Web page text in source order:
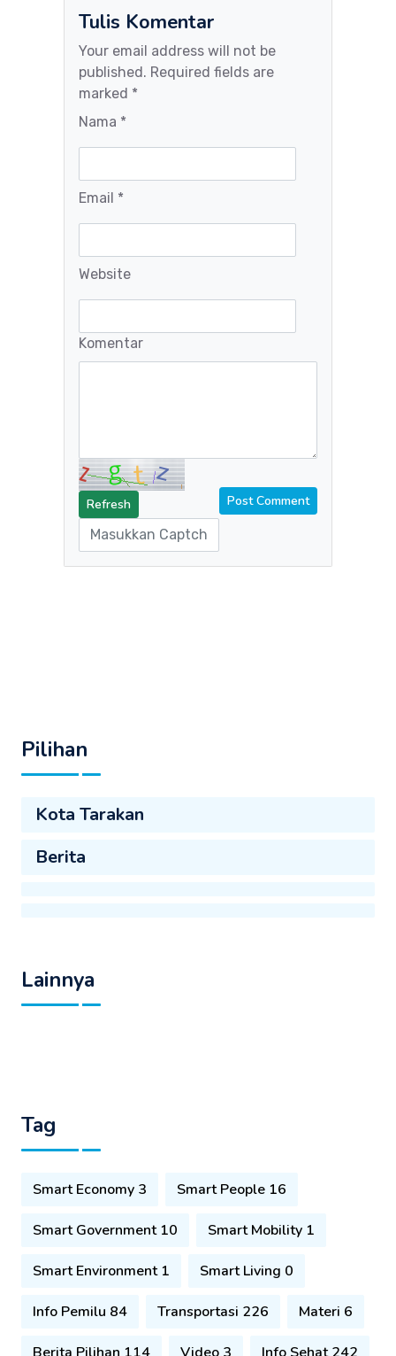
Tulis Komentar
Your email address will not be
published. Required fields are
marked *
Nama *
Email *
Website
Komentar
Refresh
Pilihan
Kota Tarakan
Berita
Lainnya
Tag
Smart Economy 3 Smart People 16
Smart Government 10 Smart Mobility 1
Smart Environment 1 Smart Living 0
Info Pemilu 84 Transportasi 226 Materi 6